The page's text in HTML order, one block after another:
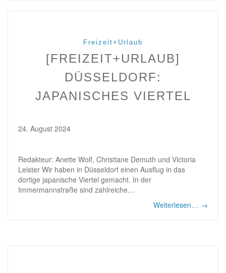
Freizeit+Urlaub
[FREIZEIT+URLAUB]
DÜSSELDORF:
JAPANISCHES VIERTEL
24. August 2024
Redakteur: Anette Wolf, Christiane Demuth und Victoria
Leister Wir haben in Düsseldorf einen Ausflug in das
dortige japanische Viertel gemacht. In der
Immermannstraße sind zahlreiche…
Weiterlesen… →